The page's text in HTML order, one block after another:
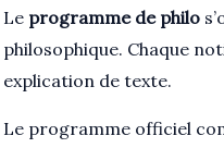
Le programme de philo
philosophique. Chaque
explication de texte.
Le programme officiel